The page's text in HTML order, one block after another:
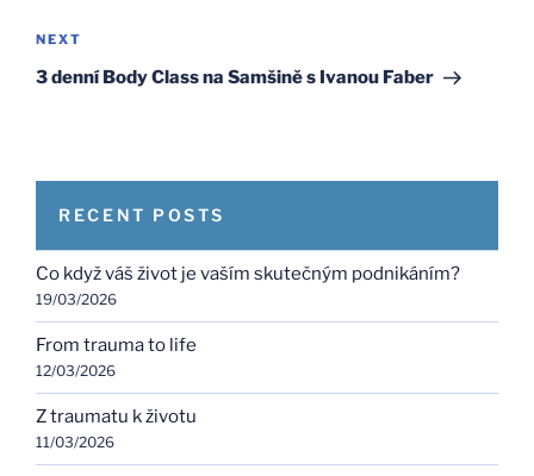
Next
Post
NEXT
3 denní Body Class na Samšině s Ivanou Faber
RECENT POSTS
Co když váš život je vaším skutečným podnikáním?
19/03/2026
From trauma to life
12/03/2026
Z traumatu k životu
11/03/2026